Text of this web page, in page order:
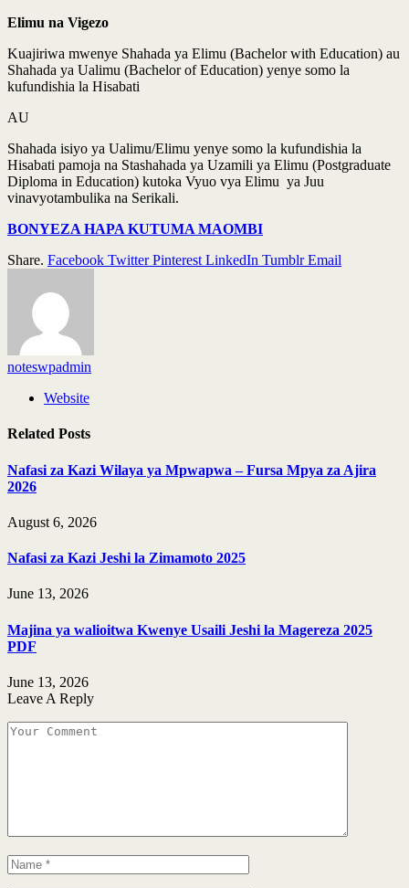
Elimu na Vigezo
Kuajiriwa mwenye Shahada ya Elimu (Bachelor with Education) au
Shahada ya Ualimu (Bachelor of Education) yenye somo la
kufundishia la Hisabati
AU
Shahada isiyo ya Ualimu/Elimu yenye somo la kufundishia la
Hisabati pamoja na Stashahada ya Uzamili ya Elimu (Postgraduate
Diploma in Education) kutoka Vyuo vya Elimu ya Juu
vinavyotambulika na Serikali.
BONYEZA HAPA KUTUMA MAOMBI
Share. Facebook Twitter Pinterest LinkedIn Tumblr Email
noteswpadmin
Website
Related Posts
Nafasi za Kazi Wilaya ya Mpwapwa – Fursa Mpya za Ajira
2026
August 6, 2026
Nafasi za Kazi Jeshi la Zimamoto 2025
June 13, 2026
Majina ya walioitwa Kwenye Usaili Jeshi la Magereza 2025
PDF
June 13, 2026
Leave A Reply